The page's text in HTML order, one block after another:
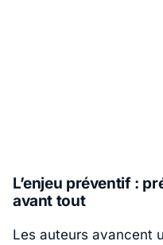
L’enjeu préventif :
avant tout
Les auteurs avancent